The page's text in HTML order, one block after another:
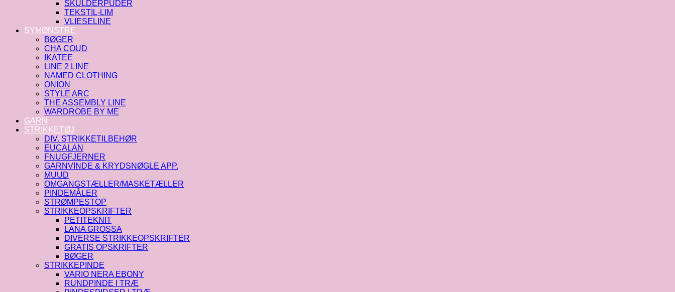
SKULDERPUDER
TEKSTIL-LIM
VLIESELINE
SYMØNSTRE
BØGER
CHA COUD
IKATEE
LINE 2 LINE
NAMED CLOTHING
ONION
STYLE ARC
THE ASSEMBLY LINE
WARDROBE BY ME
GARN
STRIKKETØJ
DIV. STRIKKETILBEHØR
EUCALAN
FNUGFJERNER
GARNVINDE & KRYDSNØGLE APP.
MUUD
OMGANGSTÆLLER/MASKETÆLLER
PINDEMÅLER
STRØMPESTOP
STRIKKEOPSKRIFTER
PETITEKNIT
LANA GROSSA
DIVERSE STRIKKEOPSKRIFTER
GRATIS OPSKRIFTER
BØGER
STRIKKEPINDE
VARIO NERA EBONY
RUNDPINDE I TRÆ